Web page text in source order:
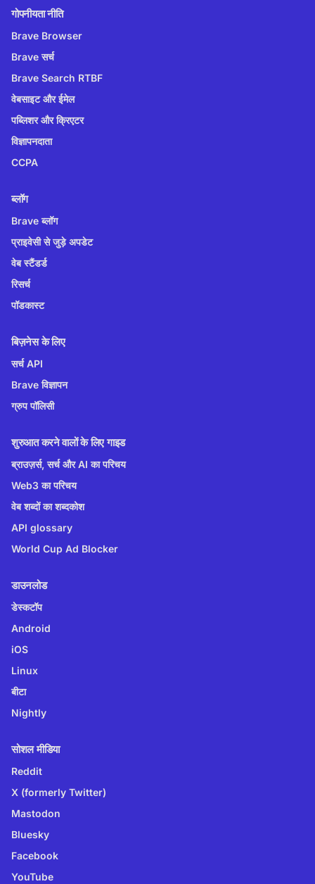
गोपनीयता नीति
Brave Browser
Brave सर्च
Brave Search RTBF
वेबसाइट और ईमेल
पब्लिशर और क्रिएटर
विज्ञापनदाता
CCPA
ब्लॉग
Brave ब्लॉग
प्राइवेसी से जुड़े अपडेट
वेब स्टैंडर्ड
रिसर्च
पॉडकास्ट
बिज़नेस के लिए
सर्च API
Brave विज्ञापन
ग्रुप पॉलिसी
शुरुआत करने वालों के लिए गाइड
ब्राउज़र्स, सर्च और AI का परिचय
Web3 का परिचय
वेब शब्दों का शब्दकोश
API glossary
World Cup Ad Blocker
डाउनलोड
डेस्कटॉप
Android
iOS
Linux
बीटा
Nightly
सोशल मीडिया
Reddit
X (formerly Twitter)
Mastodon
Bluesky
Facebook
YouTube